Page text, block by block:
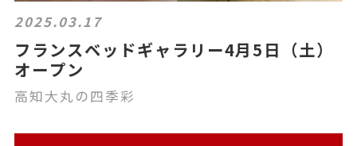
2025.03.17
フランスベッドギャラリー4月5日（土）
オープン
高知大丸の四季彩